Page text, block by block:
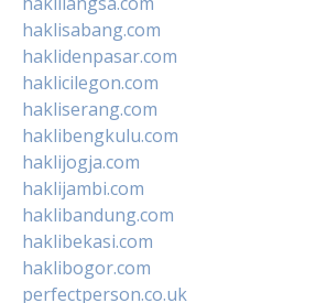
haklisabang.com
haklidenpasar.com
haklicilegon.com
hakliserang.com
haklibengkulu.com
haklijogja.com
haklijambi.com
haklibandung.com
haklibekasi.com
haklibogor.com
perfectperson.co.uk